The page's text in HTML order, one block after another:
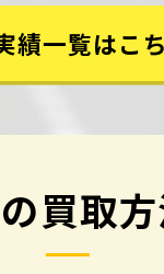
績一覧はこ
買取